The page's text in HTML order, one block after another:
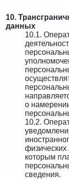
10.
данных
10.1.
о
10.2.
которым
сведения.